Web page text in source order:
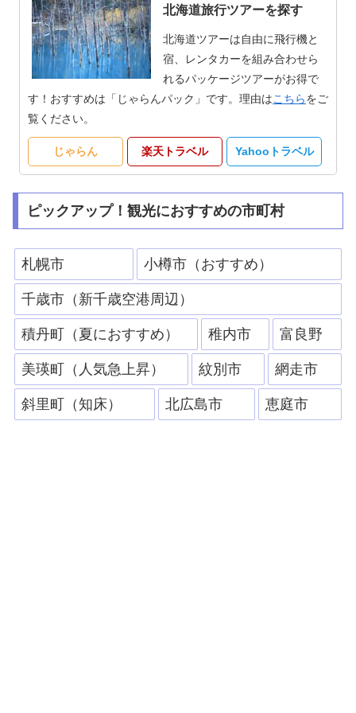
北海道旅行ツアーを探す
北海道ツアーは自由に飛行機と
宿、レンタカーを組み合わせら
れるパッケージツアーがお得で
す！おすすめは「じゃらんパック」です。理由はこちらをご
覧ください。
じゃらん 楽天トラベル Yahooトラベル
ピックアップ！観光におすすめの市町村
札幌市 小樽市（おすすめ）
千歳市（新千歳空港周辺）
積丹町（夏におすすめ） 稚内市 富良野
美瑛町（人気急上昇） 紋別市 網走市
斜里町（知床） 北広島市 恵庭市